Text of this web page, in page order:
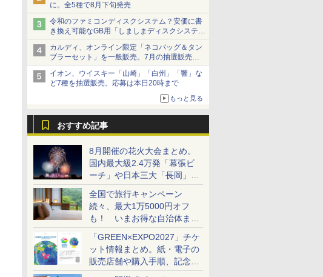
に。全5種で8月下旬発売
令和のファミコンディスクシステム？安価に書
き換え可能なGB用「しましまディスクシステ
ム」
カルディ、オンライン限定「ネコバッグ＆タン
ブラーセット」を一般販売。7月の抽選販売の
当選無効分
イオン、ウイスキー「山崎」「白州」「響」な
ど7種を抽選販売。応募は本日20時まで
もっと見る
おすすめ記事
8月開催の花火大会まとめ。
国内最大級2.4万発「幕張ビ
ーチ」や日本三大「長岡」な
ど大型イベント目白押し！
全国で旅行キャンペーン
続々、最大1万5000円オフ
も！ いまお得な自治体まと
め
「GREEN×EXPO2027」チケ
ット情報まとめ。紙・電子の
販売店舗や購入手順、記念チ
ケットも解説